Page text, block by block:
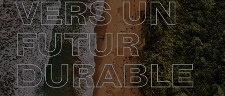
VERS UN
FUTUR
DURABLE